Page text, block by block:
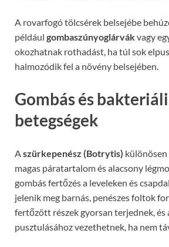
A rovarfogó tölcsérek belsejébe
például gombaszúnyoglárvákvagy
okozhatnak rothadást, ha túl sok
halmozódik fel a növény belsejében.
Gombás és
betegségek
A szürkepenész (Botrytis) különösen
magas páratartalom és alacsony
gombás fertőzés a leveleken és
jelenik meg barnás, penészes foltok
fertőzött részek gyorsan terjednek, és
pusztulásához vezethetnek, ha nem